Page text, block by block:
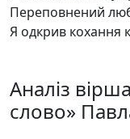
Переповнений
Я одкрив кохання
Аналіз
слово»